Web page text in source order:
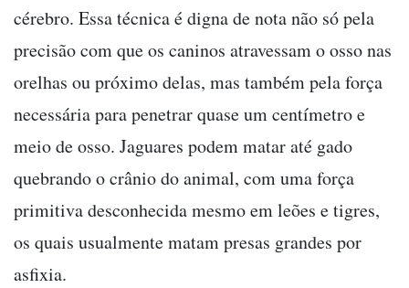
cérebro. Essa técnica é digna de nota não só pela
precisão com que os caninos atravessam o osso nas
orelhas ou próximo delas, mas também pela força
necessária para penetrar quase um centímetro e
meio de osso. Jaguares podem matar até gado
quebrando o crânio do animal, com uma força
primitiva desconhecida mesmo em leões e tigres,
os quais usualmente matam presas grandes por
asfixia.